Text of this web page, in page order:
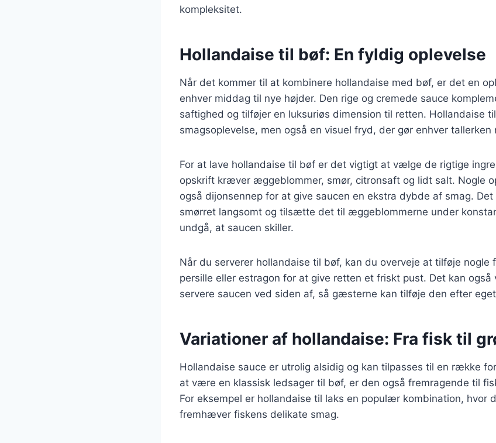
kompleksitet.
Hollandaise til bøf: En fyldig oplevelse
Når det kommer til at kombinere hollandaise med bøf, er det en
enhver middag til nye højder. Den rige og cremede sauce
saftighed og tilføjer en luksuriøs dimension til retten. Hollandaise
smagsoplevelse, men også en visuel fryd, der gør enhver
For at lave hollandaise til bøf er det vigtigt at vælge de rigtige
opskrift kræver æggeblommer, smør, citronsaft og lidt salt. Nogle
også dijonsennep for at give saucen en ekstra dybde af smag.
smørret langsomt og tilsætte det til æggeblommerne under
undgå, at saucen skiller.
Når du serverer hollandaise til bøf, kan du overveje at tilføje nogle
persille eller estragon for at give retten et friskt pust. Det kan
servere saucen ved siden af, så gæsterne kan tilføje den efter
Variationer af hollandaise: Fra fisk til
Hollandaise sauce er utrolig alsidig og kan tilpasses til en række
at være en klassisk ledsager til bøf, er den også fremragende til
For eksempel er hollandaise til laks en populær kombination, hvor
fremhæver fiskens delikate smag.